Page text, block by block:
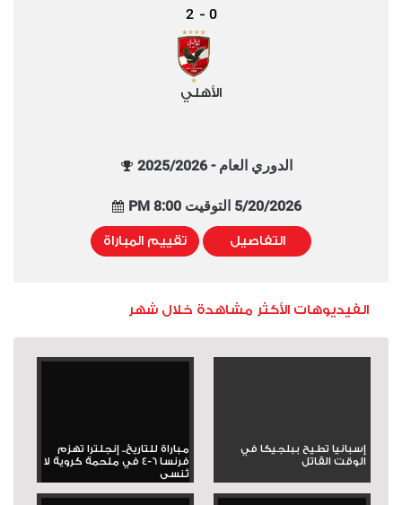
0
-
2
الأهلي
الدوري العام - 2025/2026
5/20/2026 التوقيت 8:00 PM
التفاصيل تقييم المباراة
الفيديوهات الأكثر مشاهدة خلال شهر
إسبانيا تطيح ببلجيكا في
الوقت القاتل
مباراة للتاريخ.. إنجلترا تهزم
فرنسا 6-4 في ملحمة كروية لا
تُنسى